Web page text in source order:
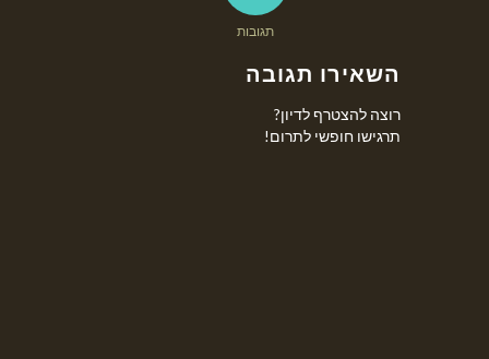
תגובות
השאירו תגובה
רוצה להצטרף לדיון?
תרגישו חופשי לתרום!